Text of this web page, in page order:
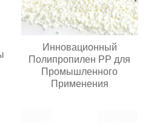
Инновационный
Полипропилен PP для
Промышленного
Применения